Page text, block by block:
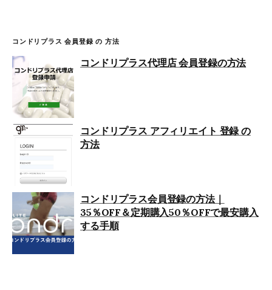
コンドリプラス 会員登録 の 方法
コンドリプラス代理店 会員登録の方法
コンドリプラス アフィリエイト 登録 の
方法
コンドリプラス会員登録の方法｜
35％OFF＆定期購入50％OFFで最安購入
する手順